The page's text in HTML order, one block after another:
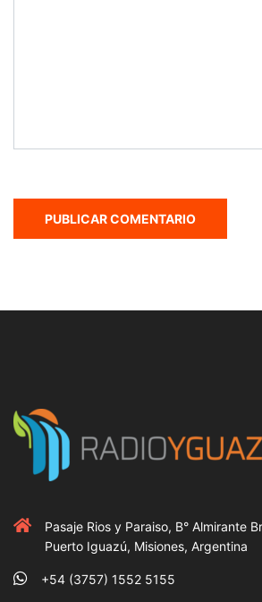
Pasaje Rios y Paraiso, B° Almirante
Puerto Iguazú, Misiones, Argentina
+54 (3757) 1552 5155